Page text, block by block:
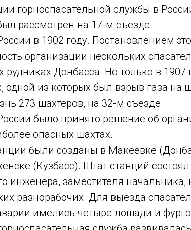
горноспасательной службы в
рассмотрен на 17-м съезде
в 1902 году. Постановлением
организации нескольких
Донбасса. Но только в 1907
одной из которых был взрыв газа на
273 шахтеров, на 32-м съезде
было принято решение об
опасных шахтах.
были созданы в Макеевке
(Кузбасс). Штат станций состоял
инженера, заместителя
разнорабочих. Для выезда
имелись четыре лошади и